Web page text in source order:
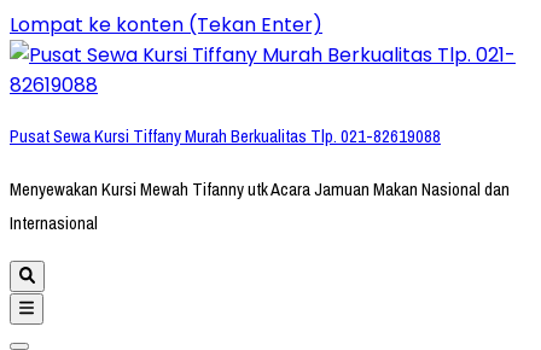
Lompat ke konten (Tekan Enter)
Pusat Sewa Kursi Tiffany Murah Berkualitas Tlp. 021-82619088
Menyewakan Kursi Mewah Tifanny utk Acara Jamuan Makan Nasional dan
Internasional